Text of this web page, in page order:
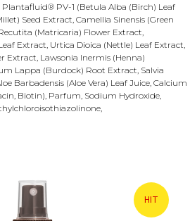
Plantafluid® PV-1 (Betula Alba (Birch) Leaf
Seed Extract, Camellia Sinensis (Green
(Matricaria) Flower Extract,
Extract, Urtica Dioica (Nettle) Leaf Extract,
Extract, Lawsonia Inermis (Henna)
Lappa (Burdock) Root Extract, Salvia
Barbadensis (Aloe Vera) Leaf Juice, Calcium
Biotin), Parfum, Sodium Hydroxide,
HIT